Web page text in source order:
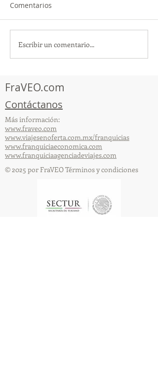
TourTravelynByFraveo
participó en la
Comentarios
Escribir un comentario...
FraVEO.com
Contáctanos
Más información:
www.fraveo.com
www.viajesenoferta.com.mx/franquicias
www.franquiciaeconomica.com
www.franquiciaagenciadeviajes.com
© 2025 por FraVEO Términos y condiciones